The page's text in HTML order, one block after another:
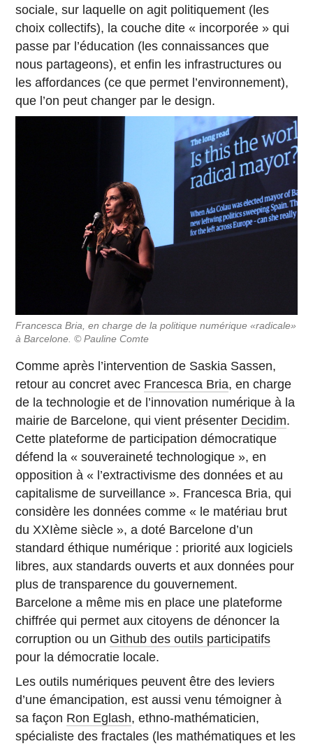
sociale, sur laquelle on agit politiquement (les
choix collectifs), la couche dite « incorporée » qui
passe par l’éducation (les connaissances que
nous partageons), et enfin les infrastructures ou
les affordances (ce que permet l’environnement),
que l’on peut changer par le design.
Francesca Bria, en charge de la politique numérique «radicale»
à Barcelone. © Pauline Comte
Comme après l’intervention de Saskia Sassen,
retour au concret avec Francesca Bria, en charge
de la technologie et de l’innovation numérique à la
mairie de Barcelone, qui vient présenter Decidim.
Cette plateforme de participation démocratique
défend la « souveraineté technologique », en
opposition à « l’extractivisme des données et au
capitalisme de surveillance ». Francesca Bria, qui
considère les données comme « le matériau brut
du XXIème siècle », a doté Barcelone d’un
standard éthique numérique : priorité aux logiciels
libres, aux standards ouverts et aux données pour
plus de transparence du gouvernement.
Barcelone a même mis en place une plateforme
chiffrée qui permet aux citoyens de dénoncer la
corruption ou un Github des outils participatifs
pour la démocratie locale.
Les outils numériques peuvent être des leviers
d’une émancipation, est aussi venu témoigner à
sa façon Ron Eglash, ethno-mathématicien,
spécialiste des fractales (les mathématiques et les